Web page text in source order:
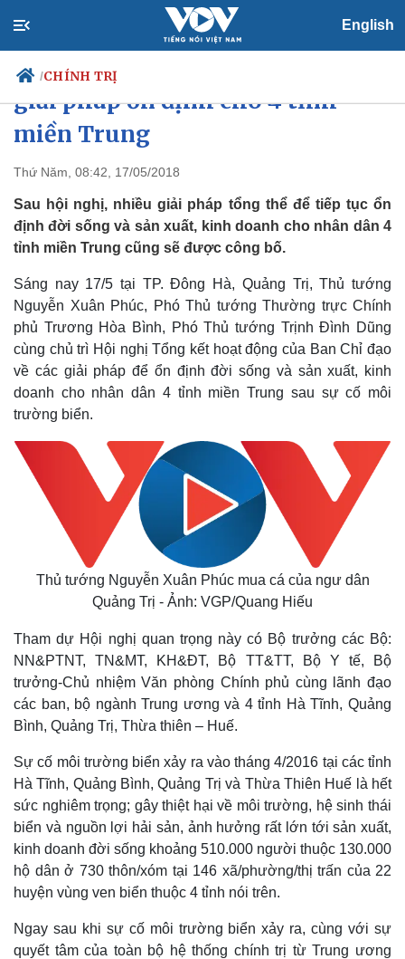
English
/CHÍNH TRỊ
Chính trị
Tổ chức nhân sự
Quốc hội
Nhận diện sự thật
Tin 24h
Dự báo thời tiết
Giáo dục
Dấu ấn VOV
Biển đảo
Thủ tướng chủ trì cuộc họp về
giải pháp ổn định cho 4 tỉnh
miền Trung
Thứ Năm, 08:42, 17/05/2018
Sau hội nghị, nhiều giải pháp tổng thể để tiếp tục ổn
định đời sống và sản xuất, kinh doanh cho nhân dân 4
tỉnh miền Trung cũng sẽ được công bố.
Sáng nay 17/5 tại TP. Đông Hà, Quảng Trị, Thủ tướng
Nguyễn Xuân Phúc, Phó Thủ tướng Thường trực Chính
phủ Trương Hòa Bình, Phó Thủ tướng Trịnh Đình Dũng
cùng chủ trì Hội nghị Tổng kết hoạt động của Ban Chỉ đạo
về các giải pháp để ổn định đời sống và sản xuất, kinh
doanh cho nhân dân 4 tỉnh miền Trung sau sự cố môi
trường biển.
Thủ tướng Nguyễn Xuân Phúc mua cá của ngư dân
Quảng Trị - Ảnh: VGP/Quang Hiếu
Tham dự Hội nghị quan trọng này có Bộ trưởng các Bộ:
NN&PTNT, TN&MT, KH&ĐT, Bộ TT&TT, Bộ Y tế, Bộ
trưởng-Chủ nhiệm Văn phòng Chính phủ cùng lãnh đạo
các ban, bộ ngành Trung ương và 4 tỉnh Hà Tĩnh, Quảng
Bình, Quảng Trị, Thừa thiên – Huế.
Sự cố môi trường biển xảy ra vào tháng 4/2016 tại các tỉnh
Hà Tĩnh, Quảng Bình, Quảng Trị và Thừa Thiên Huế là hết
sức nghiêm trọng; gây thiệt hại về môi trường, hệ sinh thái
biển và nguồn lợi hải sản, ảnh hưởng rất lớn tới sản xuất,
kinh doanh đời sống khoảng 510.000 người thuộc 130.000
hộ dân ở 730 thôn/xóm tại 146 xã/phường/thị trấn của 22
huyện vùng ven biển thuộc 4 tỉnh nói trên.
Ngay sau khi sự cố môi trường biển xảy ra, cùng với sự
quyết tâm của toàn bộ hệ thống chính trị từ Trung ương